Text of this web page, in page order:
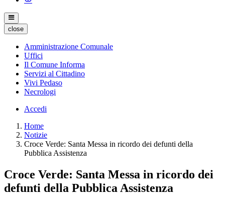
close
Amministrazione Comunale
Uffici
Il Comune Informa
Servizi al Cittadino
Vivi Pedaso
Necrologi
Accedi
Home
Notizie
Croce Verde: Santa Messa in ricordo dei defunti della
Pubblica Assistenza
Croce Verde: Santa Messa in ricordo dei
defunti della Pubblica Assistenza